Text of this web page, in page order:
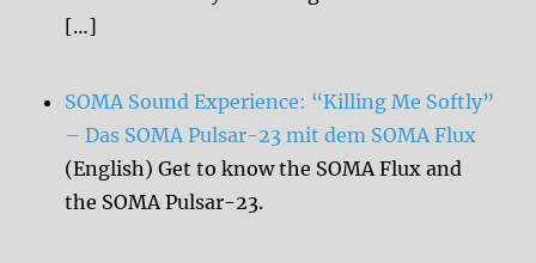
[…]
SOMA Sound Experience: “Killing Me Softly”
– Das SOMA Pulsar-23 mit dem SOMA Flux
(English) Get to know the SOMA Flux and
the SOMA Pulsar-23.